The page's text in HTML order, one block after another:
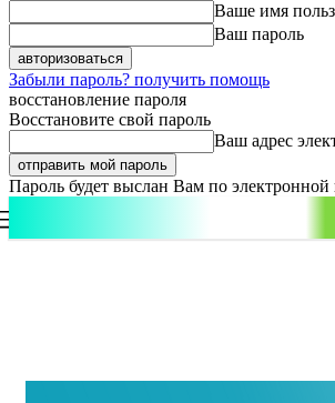
Ваше имя
Ваш пароль
Забыли пароль? получить помощь
восстановление пароля
Восстановите свой пароль
Ваш адрес
Пароль будет выслан Вам по электронной